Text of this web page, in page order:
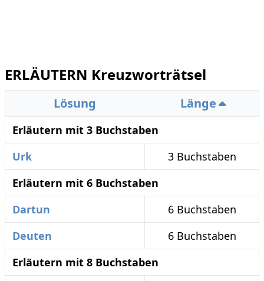
ERLÄUTERN Kreuzworträtsel
Lösung Länge
Erläutern mit 3 Buchstaben
Urk
3 Buchstaben
Erläutern mit 6 Buchstaben
Dartun
6 Buchstaben
Deuten
6 Buchstaben
Erläutern mit 8 Buchstaben